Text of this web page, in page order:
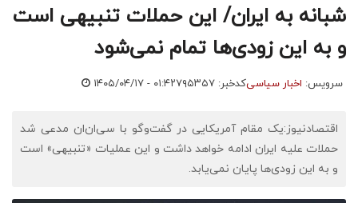
شبانه به ایران/ این حملات تنبیهی است
و به این زودی‌ها تمام نمی‌شود
سرویس: اخبار سیاسیکدخبر: ۷۹۵۳۵۷ ۱۴۰۵/۰۴/۱۷ - ۰۱:۴۲
اقتصادنیوز:یک مقام آمریکایی در گفت‌وگو با سی‌ان‌ان مدعی شد
حملات علیه ایران ادامه خواهد داشت و این عملیات «تنبیهی» است
و به این زودی‌ها پایان نمی‌یابد.